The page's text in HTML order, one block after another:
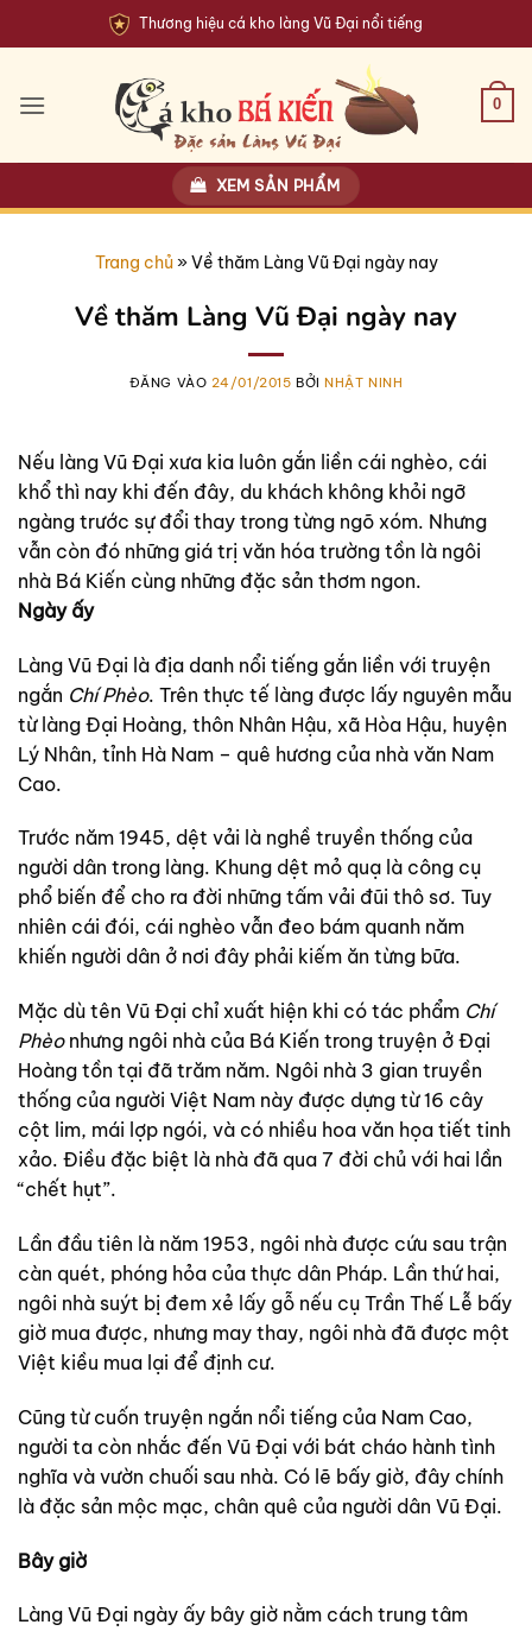
qua
dung
Thương hiệu cá kho làng Vũ Đại nổi tiếng
0
XEM SẢN PHẨM
Trang chủ»Về thăm Làng Vũ Đại ngày nay
Về thăm Làng Vũ Đại ngày nay
ĐĂNG VÀO 24/01/2015 BỞINHẬT NINH
Nếu làng Vũ Đại xưa kia luôn gắn liền cái nghèo, cái
khổ thì nay khi đến đây, du khách không khỏi ngỡ
ngàng trước sự đổi thay trong từng ngõ xóm. Nhưng
vẫn còn đó những giá trị văn hóa trường tồn là ngôi
nhà Bá Kiến cùng những đặc sản thơm ngon.
Ngày ấy
Làng Vũ Đại là địa danh nổi tiếng gắn liền với truyện
ngắn Chí Phèo. Trên thực tế làng được lấy nguyên mẫu
từ làng Đại Hoàng, thôn Nhân Hậu, xã Hòa Hậu, huyện
Lý Nhân, tỉnh Hà Nam – quê hương của nhà văn Nam
Cao.
Trước năm 1945, dệt vải là nghề truyền thống của
người dân trong làng. Khung dệt mỏ quạ là công cụ
phổ biến để cho ra đời những tấm vải đũi thô sơ. Tuy
nhiên cái đói, cái nghèo vẫn đeo bám quanh năm
khiến người dân ở nơi đây phải kiếm ăn từng bữa.
Mặc dù tên Vũ Đại chỉ xuất hiện khi có tác phẩm Chí
Phèonhưng ngôi nhà của Bá Kiến trong truyện ở Đại
Hoàng tồn tại đã trăm năm. Ngôi nhà 3 gian truyền
thống của người Việt Nam này được dựng từ 16 cây
cột lim, mái lợp ngói, và có nhiều hoa văn họa tiết tinh
xảo. Điều đặc biệt là nhà đã qua 7 đời chủ với hai lần
“chết hụt”.
Lần đầu tiên là năm 1953, ngôi nhà được cứu sau trận
càn quét, phóng hỏa của thực dân Pháp. Lần thứ hai,
ngôi nhà suýt bị đem xẻ lấy gỗ nếu cụ Trần Thế Lễ bấy
giờ mua được, nhưng may thay, ngôi nhà đã được một
Việt kiều mua lại để định cư.
Cũng từ cuốn truyện ngắn nổi tiếng của Nam Cao,
người ta còn nhắc đến Vũ Đại với bát cháo hành tình
nghĩa và vườn chuối sau nhà. Có lẽ bấy giờ, đây chính
là đặc sản mộc mạc, chân quê của người dân Vũ Đại.
Bây giờ
Làng Vũ Đại ngày ấy bây giờ nằm cách trung tâm